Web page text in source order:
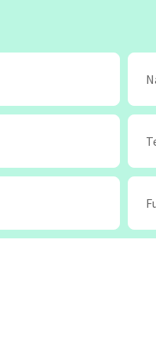
Software
Engineer in Test
Selenium 4